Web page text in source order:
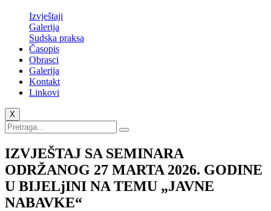
Izvještaji
Galerija
Sudska praksa
Časopis
Obrasci
Galerija
Kontakt
Linkovi
X
IZVJEŠTAJ SA SEMINARA
ODRŽANOG 27 MARTA 2026. GODINE
U BIJELjINI NA TEMU „JAVNE
NABAVKE“